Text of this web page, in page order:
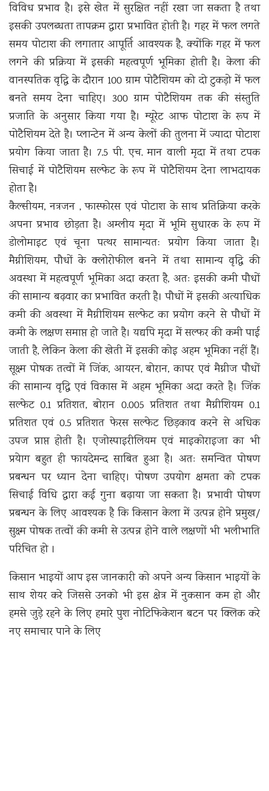
विविध प्रभाव है। इसे खेत में सुरक्षित नहीं रखा जा सकता है तथा
इसकी उपलब्धता तापक्रम द्वारा प्रभावित होती है। गहर में फल लगते
समय पोटाश की लगातार आपूर्ति आवश्यक है, क्योंकि गहर में फल
लगने की प्रक्रिया में इसकी महत्वपूर्ण भूमिका होती है। केला की
वानस्पतिक वृद्धि के दौरान 100 ग्राम पोटैशियम को दो टुकड़ो में फल
बनते समय देना चाहिए। 300 ग्राम पोटैशियम तक की संस्तुति
प्रजाति के अनुसार किया गया है। म्यूरेट आफ पोटाश के रूप में
पोटैशियम देते है। प्लान्टेन में अन्य केलों की तुलना में ज्यादा पोटाश
प्रयोग किया जाता है। 7.5 पी. एच. मान वाली मृदा में तथा टपक
सिचाई में पोटैशियम सल्फेट के रूप में पोटैशियम देना लाभदायक
होता है।
कैल्सीयम, नत्रजन , फास्फोरस एवं पोटाश के साथ प्रतिक्रिया करके
अपना प्रभाव छोड़ता है। अम्लीय मृदा में भूमि सुधारक के रूप में
डोलोमाइट एवं चूना पत्थर सामान्यतः प्रयोग किया जाता है।
मैग्नीशियम, पौधों के क्लोरोफील बनने में तथा सामान्य वृद्धि की
अवस्था में महत्वपूर्ण भूमिका अदा करता है, अतः इसकी कमी पौधों
की सामान्य बढ़वार का प्रभावित करती है। पौधों में इसकी अत्याधिक
कमी की अवस्था में मैग्नीशियम सल्फेट का प्रयोग करने से पौधों में
कमी के लक्षण समाप्त हो जाते है। यद्यपि मृदा में सल्फर की कमी पाई
जाती है, लेकिन केला की खेती में इसकी कोइ अहम भूमिका नहीं हैं।
सूक्ष्म पोषक तत्वों में जिंक, आयरन, बोरान, कापर एवं मैग्नीज पौधों
की सामान्य वृद्धि एवं विकास में अहम भूमिका अदा करते है। जिंक
सल्फेट 0.1 प्रतिशत, बोरान 0.005 प्रतिशत तथा मैग्नीशियम 0.1
प्रतिशत एवं 0.5 प्रतिशत फेरस सल्फेट छिड़काव करने से अधिक
उपज प्राप्त होती है। एजोस्पाइरीलियम एवं माइकोराइजा का भी
प्रयेाग बहुत ही फायदेमन्द साबित हुआ है। अतः समन्वित पोषण
प्रबन्धन पर ध्यान देना चाहिए। पोषण उपयोग क्षमता को टपक
सिचाई विधि द्वारा कई गुना बढ़ाया जा सकता है। प्रभावी पोषण
प्रबन्धन के लिए आवश्यक है कि किसान केला में उत्पन्न होने प्रमुख/
सुक्ष्म पोषक तत्वों की कमी से उत्पन्न होने वाले लक्षणों भी भलीभाति
परिचित हो ।
किसान भाइयों आप इस जानकारी को अपने अन्य किसान भाइयों के
साथ शेयर करे जिससे उनको भी इस क्षेत्र में नुकसान कम हो और
हमसे जुड़े रहने के लिए हमारे पुश नोटिफिकेशन बटन पर क्लिक करे
नए समाचार पाने के लिए